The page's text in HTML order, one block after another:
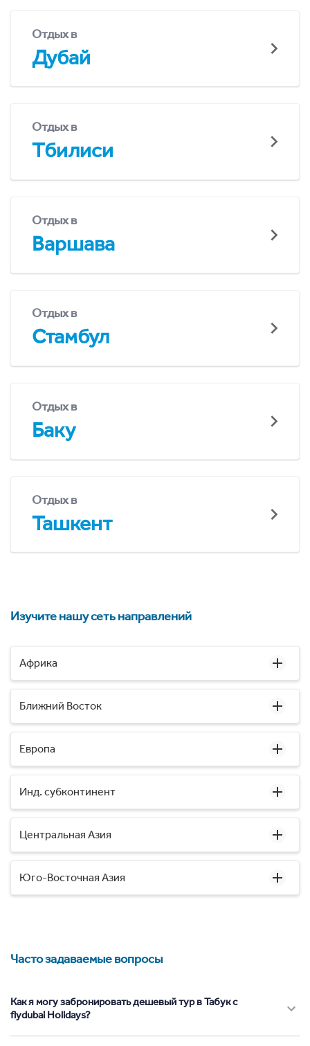
Отдых в
Дубай
Отдых в
Тбилиси
Отдых в
Варшава
Отдых в
Стамбул
Отдых в
Баку
Отдых в
Ташкент
Изучите нашу сеть направлений
Африка
Ближний Восток
Европа
Инд. субконтинент
Центральная Азия
Юго-Восточная Азия
Часто задаваемые вопросы
Как я могу забронировать дешевый тур в Табук с
flydubai Holidays?